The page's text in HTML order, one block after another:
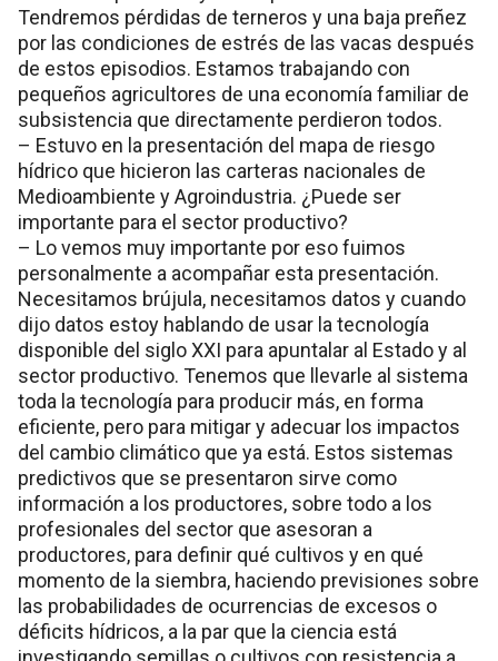
Tendremos pérdidas de terneros y una baja preñez
por las condiciones de estrés de las vacas después
de estos episodios. Estamos trabajando con
pequeños agricultores de una economía familiar de
subsistencia que directamente perdieron todos.
– Estuvo en la presentación del mapa de riesgo
hídrico que hicieron las carteras nacionales de
Medioambiente y Agroindustria. ¿Puede ser
importante para el sector productivo?
– Lo vemos muy importante por eso fuimos
personalmente a acompañar esta presentación.
Necesitamos brújula, necesitamos datos y cuando
dijo datos estoy hablando de usar la tecnología
disponible del siglo XXI para apuntalar al Estado y al
sector productivo. Tenemos que llevarle al sistema
toda la tecnología para producir más, en forma
eficiente, pero para mitigar y adecuar los impactos
del cambio climático que ya está. Estos sistemas
predictivos que se presentaron sirve como
información a los productores, sobre todo a los
profesionales del sector que asesoran a
productores, para definir qué cultivos y en qué
momento de la siembra, haciendo previsiones sobre
las probabilidades de ocurrencias de excesos o
déficits hídricos, a la par que la ciencia está